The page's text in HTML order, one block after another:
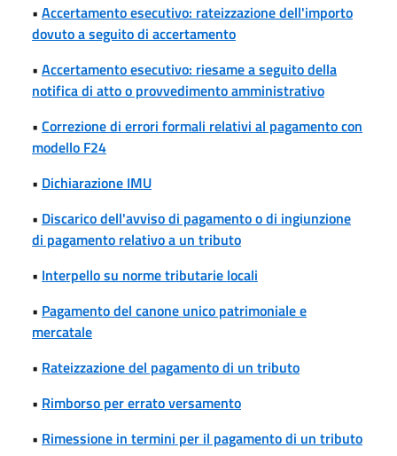
• Accertamento esecutivo: rateizzazione dell'importo
dovuto a seguito di accertamento
• Accertamento esecutivo: riesame a seguito della
notifica di atto o provvedimento amministrativo
• Correzione di errori formali relativi al pagamento con
modello F24
• Dichiarazione IMU
• Discarico dell'avviso di pagamento o di ingiunzione
di pagamento relativo a un tributo
• Interpello su norme tributarie locali
• Pagamento del canone unico patrimoniale e
mercatale
• Rateizzazione del pagamento di un tributo
• Rimborso per errato versamento
• Rimessione in termini per il pagamento di un tributo